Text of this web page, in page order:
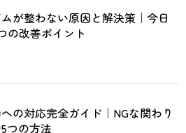
が整わない原因と解決策｜今日
の改善ポイント
の対応完全ガイド｜NGな関わり
つの方法